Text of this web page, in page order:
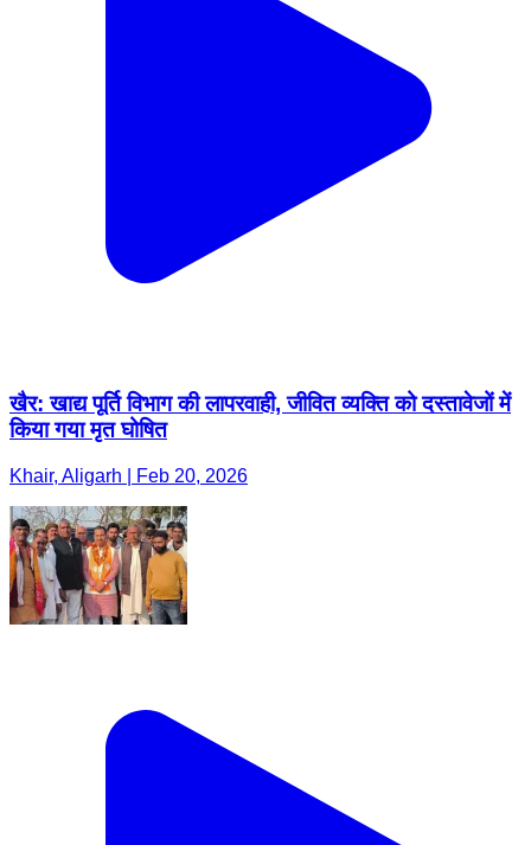
खैर: खाद्य पूर्ति विभाग की लापरवाही, जीवित व्यक्ति को दस्तावेजों में
किया गया मृत घोषित
Khair, Aligarh | Feb 20, 2026